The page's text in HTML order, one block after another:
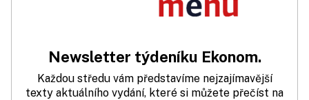
Newsletter týdeníku Ekonom.
Každou středu vám představíme nejzajímavější
texty aktuálního vydání, které si můžete přečíst na